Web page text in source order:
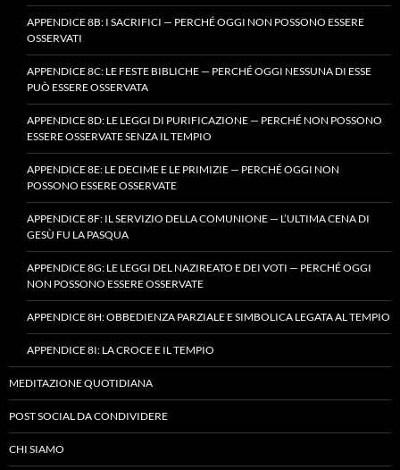
APPENDICE 8B: I SACRIFICI — PERCHÉ OGGI NON POSSONO ESSERE
OSSERVATI
APPENDICE 8C: LE FESTE BIBLICHE — PERCHÉ OGGI NESSUNA DI ESSE
PUÒ ESSERE OSSERVATA
APPENDICE 8D: LE LEGGI DI PURIFICAZIONE — PERCHÉ NON POSSONO
ESSERE OSSERVATE SENZA IL TEMPIO
APPENDICE 8E: LE DECIME E LE PRIMIZIE — PERCHÉ OGGI NON
POSSONO ESSERE OSSERVATE
APPENDICE 8F: IL SERVIZIO DELLA COMUNIONE — L’ULTIMA CENA DI
GESÙ FU LA PASQUA
APPENDICE 8G: LE LEGGI DEL NAZIREATO E DEI VOTI — PERCHÉ OGGI
NON POSSONO ESSERE OSSERVATE
APPENDICE 8H: OBBEDIENZA PARZIALE E SIMBOLICA LEGATA AL TEMPIO
APPENDICE 8I: LA CROCE E IL TEMPIO
MEDITAZIONE QUOTIDIANA
POST SOCIAL DA CONDIVIDERE
CHI SIAMO